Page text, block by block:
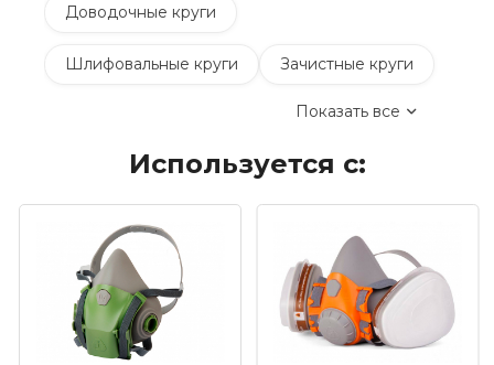
Доводочные круги
Шлифовальные круги Зачистные круги
Круги лепестковые торцевые шлифовальные
(КЛТ)
Шлифовальные круги на липучке Velcro
Обдирочные круги
Шлифовальные валики Фибровые круги
Показать все
Используется с: